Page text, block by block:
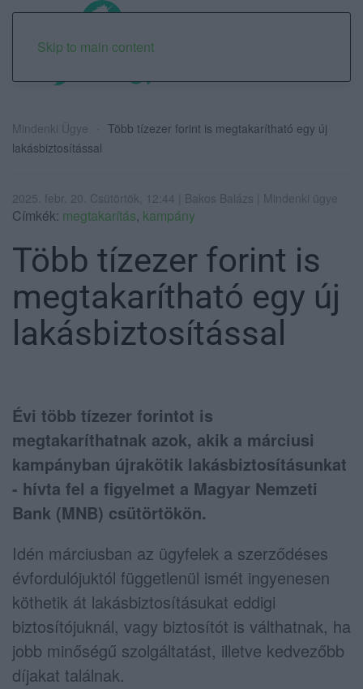
Skip to main content
Mindenki Ügye
Több tízezer forint is megtakarítható egy új
lakásbiztosítással
2025. febr. 20. Csütörtök, 12:44 | Bakos Balázs | Mindenki ügye
Címkék: megtakarítás, kampány
Több tízezer forint is
megtakarítható egy új
lakásbiztosítással
Évi több tízezer forintot is
megtakaríthatnak azok, akik a márciusi
kampányban újrakötik lakásbiztosításunkat
- hívta fel a figyelmet a Magyar Nemzeti
Bank (MNB) csütörtökön.
Idén márciusban az ügyfelek a szerződéses
évfordulójuktól függetlenül ismét ingyenesen
köthetik át lakásbiztosításukat eddigi
biztosítójuknál, vagy biztosítót is válthatnak, ha
jobb minőségű szolgáltatást, illetve kedvezőbb
díjakat találnak.